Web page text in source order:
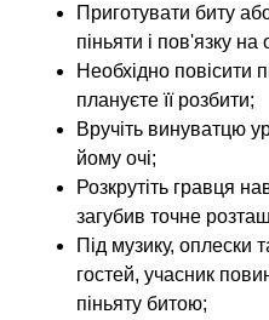
Приготувати биту
піньяти і пов'язку на
Необхідно повісити
плануєте її розбити;
Вручіть винуватцю
йому очі;
Розкрутіть гравця
загубив точне
Під музику, оплески
гостей, учасник
піньяту битою;